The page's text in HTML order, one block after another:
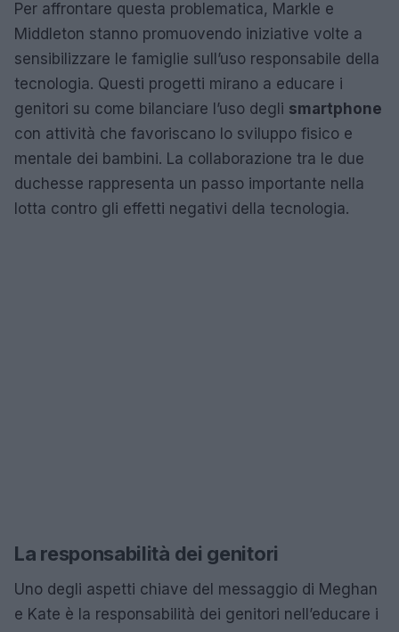
Per affrontare questa problematica, Markle e
Middleton stanno promuovendo iniziative volte a
sensibilizzare le famiglie sull’uso responsabile della
tecnologia. Questi progetti mirano a educare i
genitori su come bilanciare l’uso degli smartphone
con attività che favoriscano lo sviluppo fisico e
mentale dei bambini. La collaborazione tra le due
duchesse rappresenta un passo importante nella
lotta contro gli effetti negativi della tecnologia.
La responsabilità dei genitori
Uno degli aspetti chiave del messaggio di Meghan
e Kate è la responsabilità dei genitori nell’educare i